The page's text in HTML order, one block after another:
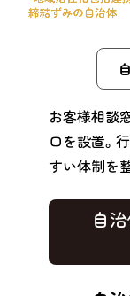
お客様相談
口を設置。
すい体制を
自